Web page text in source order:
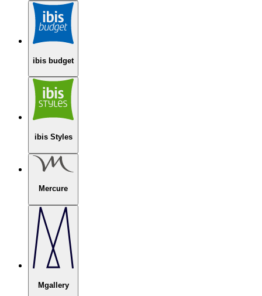
ibis budget
ibis Styles
Mercure
Mgallery